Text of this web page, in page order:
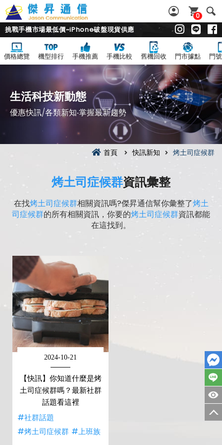
0
挑戰手機市場最低價~iPhone破盤現貨供應
價格總覽 機型排行 手機推薦 手機比較 舊機回收 門市據點 門
生活科技新動態
優惠快訊/各類新知‧掌握最新趨勢
首頁 快訊新知 烤土司症候群
烤土司症候群資訊彙整
在找烤土司症候群相關資訊嗎?傑昇通信幫你彙整了烤土
司症候群的所有相關資訊，你要的烤土司症候群資訊都能
在這找到。
2024-10-21
【快訊】你知道什麼是烤
土司症候群嗎？最新社群
話題看這裡
#社群話題
#烤土司症候群 #上班族